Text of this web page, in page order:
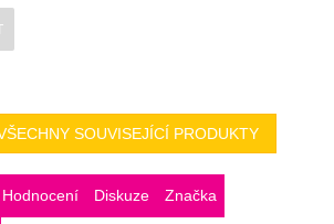
SOUVISEJÍCÍ PRODUKTY
Hodnocení Diskuze Značka